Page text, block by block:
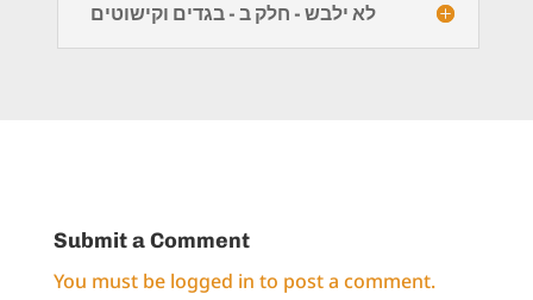
לא ילבש - חלק ב - בגדים וקישוטים
Submit a Comment
You must be logged in to post a comment.